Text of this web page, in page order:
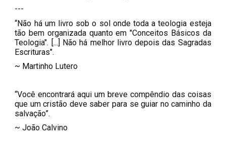
---
“Não há um livro sob o sol onde toda a teologia esteja
tão bem organizada quanto em "Conceitos Básicos da
Teologia". [...] Não há melhor livro depois das Sagradas
Escrituras".
~ Martinho Lutero
“Você encontrará aqui um breve compêndio das coisas
que um cristão deve saber para se guiar no caminho da
salvação”.
~ João Calvino